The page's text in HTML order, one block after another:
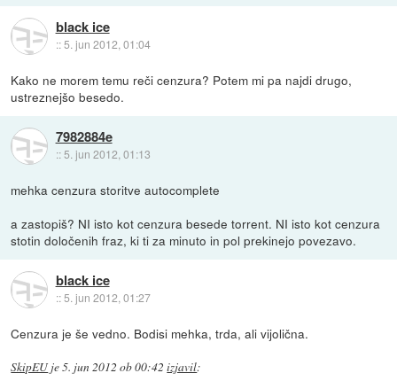
black ice
::5. jun 2012, 01:04
Kako ne morem temu reči cenzura? Potem mi pa najdi drugo,
ustreznejšo besedo.
7982884e
:: 5. jun 2012, 01:13
mehka cenzura storitve autocomplete
a zastopiš? NI isto kot cenzura besede torrent. NI isto kot cenzura
stotin določenih fraz, ki ti za minuto in pol prekinejo povezavo.
black ice
::5. jun 2012, 01:27
Cenzura je še vedno. Bodisi mehka, trda, ali vijolična.
SkipEU je5. jun 2012 ob 00:42 izjavil: